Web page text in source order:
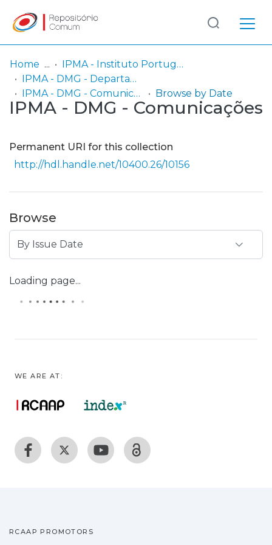
Communities
& Collections
Entities
Log
In
(current)
Home
IPMA - Instituto Português do Mar e da Atmosfera
IPMA - DMG - Departamento de Meteorologia e Geofísica
IPMA - DMG - Comunicações
Browse by Date
IPMA - DMG - Comunicações
Permanent URI for this collection
http://hdl.handle.net/10400.26/10156
Browse
Loading page...
WE ARE AT:
RCAAP PROMOTORS